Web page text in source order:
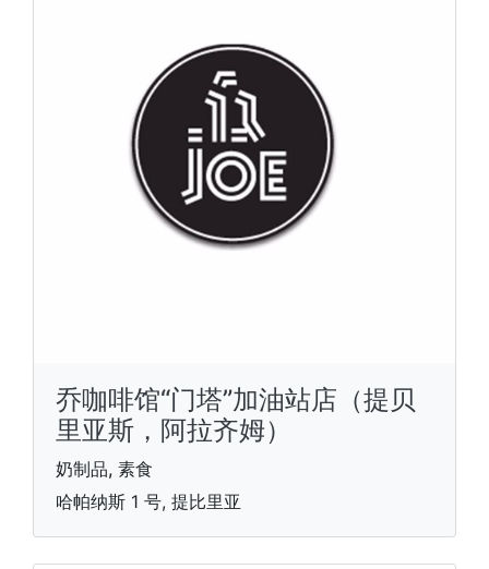
乔咖啡馆“门塔”加油站店（提贝
里亚斯，阿拉齐姆）
奶制品, 素食
哈帕纳斯 1 号, 提比里亚